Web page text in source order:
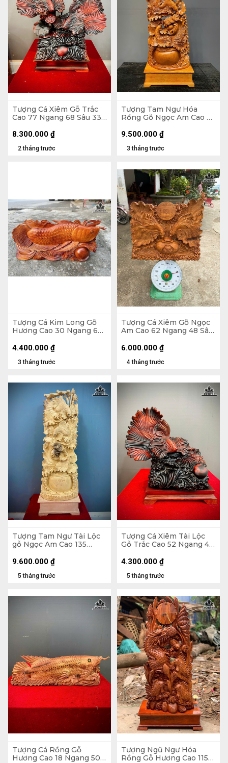
Tượng Cá Xiêm Gỗ Trắc
Cao 77 Ngang 68 Sâu 33
2 tháng trước
8.300.000 ₫
Tượng Tam Ngư Hóa
Rồng Gỗ Ngọc Am Cao Cả
(cm) - Kỷ Cao 15 (cm)
3 tháng trước
9.500.000 ₫
Tượng Cá Kim Long Gỗ
Hương Cao 30 Ngang 66
3 tháng trước
4.400.000 ₫
Tượng Cá Xiêm Gỗ Ngọc
Am Cao 62 Ngang 48 Sâu
4 tháng trước
6.000.000 ₫
Tượng Tam Ngư Tài Lộc
gỗ Ngọc Am Cao 135
5 tháng trước
9.600.000 ₫
Tượng Cá Xiêm Tài Lộc
Gỗ Trắc Cao 52 Ngang 48
5 tháng trước
4.300.000 ₫
Tượng Cá Rồng Gỗ
Hương Cao 18 Ngang 50
Tượng Ngũ Ngư Hóa
Rồng Gỗ Hương Cao 115